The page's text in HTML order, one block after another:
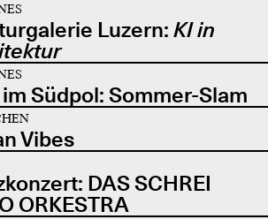
Luzern: KI in
Südpol: Sommer-Slam
Vibes
DAS SCHREI
ORKESTRA